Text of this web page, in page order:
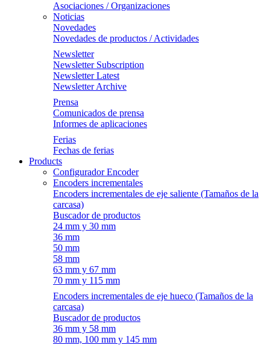
Asociaciones / Organizaciones
Noticias
Novedades
Novedades de productos / Actividades
Newsletter
Newsletter Subscription
Newsletter Latest
Newsletter Archive
Prensa
Comunicados de prensa
Informes de aplicaciones
Ferias
Fechas de ferias
Products
Configurador Encoder
Encoders incrementales
Encoders incrementales de eje saliente (Tamaños de la
carcasa)
Buscador de productos
24 mm y 30 mm
36 mm
50 mm
58 mm
63 mm y 67 mm
70 mm y 115 mm
Encoders incrementales de eje hueco (Tamaños de la
carcasa)
Buscador de productos
36 mm y 58 mm
80 mm, 100 mm y 145 mm